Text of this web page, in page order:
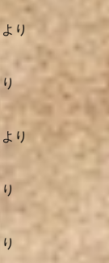
り
より